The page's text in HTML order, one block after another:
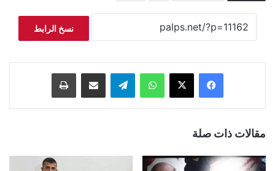
نسخ الرابط
فيسبوك ‫X واتساب تيلقرام مشاركة عبر البريد طباعة
مقالات ذات صلة